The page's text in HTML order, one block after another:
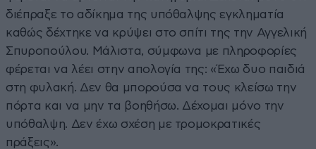
διέπραξε το αδίκημα της υπόθαλψης εγκληματία
καθώς δέχτηκε να κρύψει στο σπίτι της την Αγγελική
Σπυροπούλου. Μάλιστα, σύμφωνα με πληροφορίες
φέρεται να λέει στην απολογία της: «Έχω δυο παιδιά
στη φυλακή. Δεν θα μπορούσα να τους κλείσω την
πόρτα και να μην τα βοηθήσω. Δέχομαι μόνο την
υπόθαλψη. Δεν έχω σχέση με τρομοκρατικές
πράξεις».